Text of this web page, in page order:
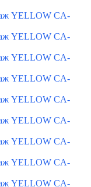
YELLOW CA-
YELLOW CA-
YELLOW CA-
YELLOW CA-
YELLOW CA-
YELLOW CA-
YELLOW CA-
YELLOW CA-
YELLOW CA-